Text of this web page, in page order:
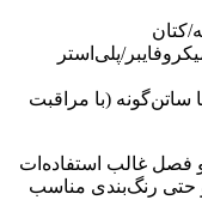
کتان
پلی‌استر
(با مراقبت
فصل غالب استفاده‌ات
حتی رنگ‌بندی مناسب